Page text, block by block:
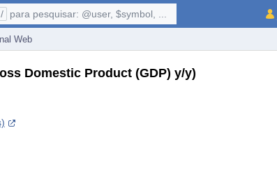
Web
/ para pesquisar: @user, $symbol, ...
Domestic Product (GDP) y/y)